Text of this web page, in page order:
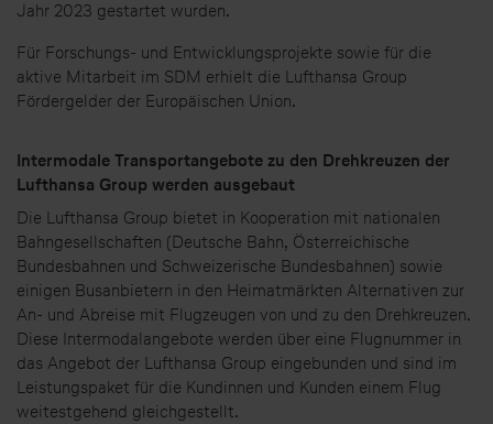
Jahr 2023 gestartet wurden.
Für Forschungs- und Entwicklungsprojekte sowie für die
aktive Mitarbeit im SDM erhielt die Lufthansa Group
Fördergelder der Europäischen Union.
Intermodale Transportangebote zu den Drehkreuzen der
Lufthansa Group werden ausgebaut
Die Lufthansa Group bietet in Kooperation mit nationalen
Bahngesellschaften (Deutsche Bahn, Österreichische
Bundesbahnen und Schweizerische Bundesbahnen) sowie
einigen Busanbietern in den Heimatmärkten Alternativen zur
An- und Abreise mit Flugzeugen von und zu den Drehkreuzen.
Diese Intermodalangebote werden über eine Flugnummer in
das Angebot der Lufthansa Group eingebunden und sind im
Leistungspaket für die Kundinnen und Kunden einem Flug
weitestgehend gleichgestellt.